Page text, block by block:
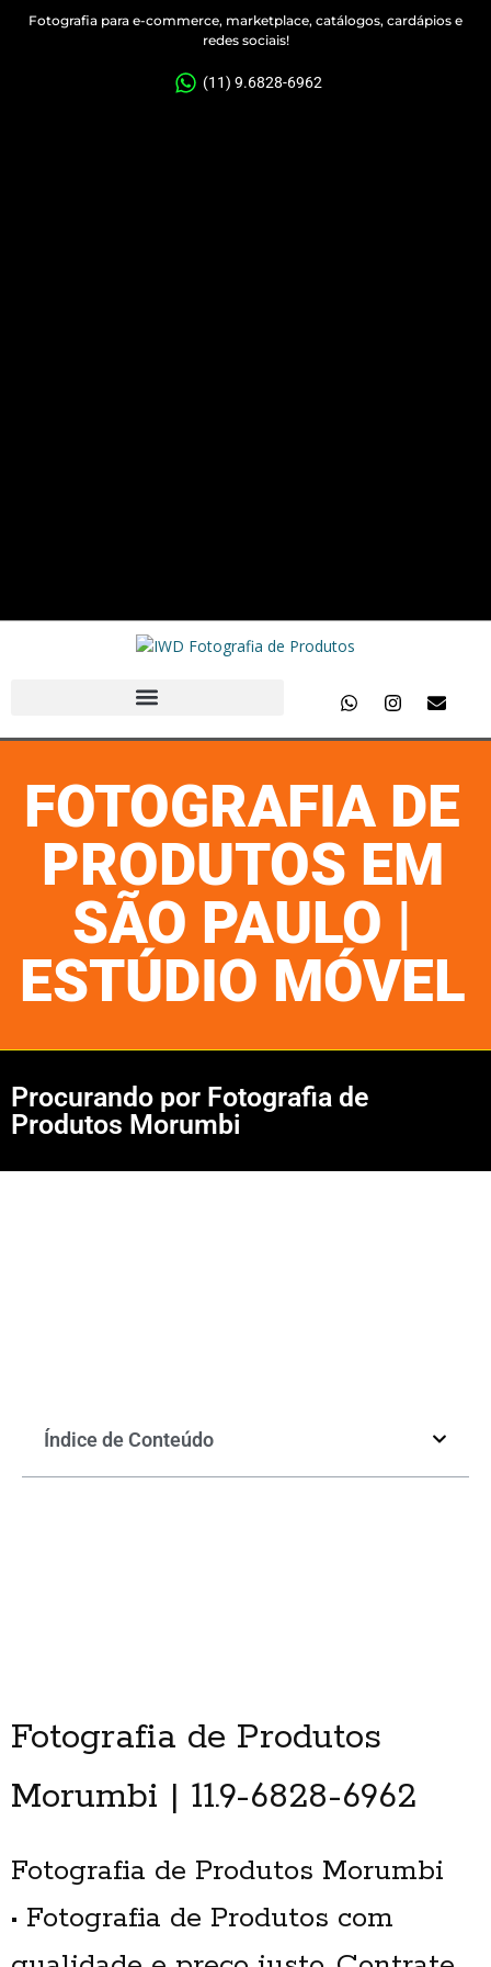
Fotografia para e-commerce, marketplace, catálogos, cardápios e
redes sociais!
(11) 9.6828-6962
FOTOGRAFIA DE
PRODUTOS EM
SÃO PAULO |
ESTÚDIO MÓVEL
Procurando por Fotografia de
Produtos Morumbi
Índice de Conteúdo
Fotografia de Produtos
Morumbi | 11.9-6828-6962
Fotografia de Produtos Morumbi
• Fotografia de Produtos com